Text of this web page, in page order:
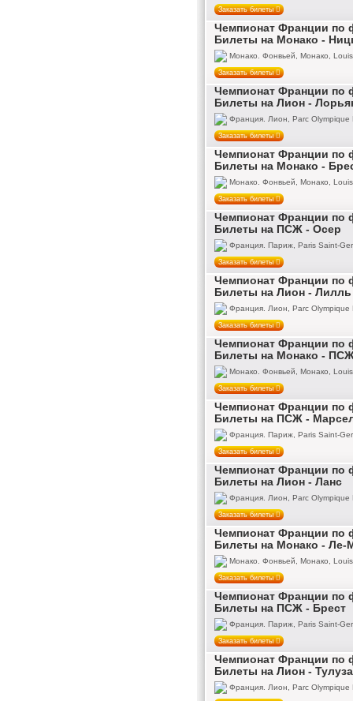
Заказать билеты
Чемпионат Франции по
Билеты на Монако -
Монако. Фонвьей, Монако,
Заказать билеты
Чемпионат Франции по
Билеты на Лион -
Франция. Лион, Parc Olympique
Заказать билеты
Чемпионат Франции по
Билеты на Монако -
Монако. Фонвьей, Монако,
Заказать билеты
Чемпионат Франции по
Билеты на ПСЖ - Осер
Франция. Париж, Paris Saint-
Заказать билеты
Чемпионат Франции по
Билеты на Лион - Лилль
Франция. Лион, Parc Olympique
Заказать билеты
Чемпионат Франции по
Билеты на Монако -
Монако. Фонвьей, Монако,
Заказать билеты
Чемпионат Франции по
Билеты на ПСЖ -
Франция. Париж, Paris Saint-
Заказать билеты
Чемпионат Франции по
Билеты на Лион - Ланс
Франция. Лион, Parc Olympique
Заказать билеты
Чемпионат Франции по
Билеты на Монако - Ле-
Монако. Фонвьей, Монако,
Заказать билеты
Чемпионат Франции по
Билеты на ПСЖ - Брест
Франция. Париж, Paris Saint-
Заказать билеты
Чемпионат Франции по
Билеты на Лион - Тулуза
Франция. Лион, Parc Olympique